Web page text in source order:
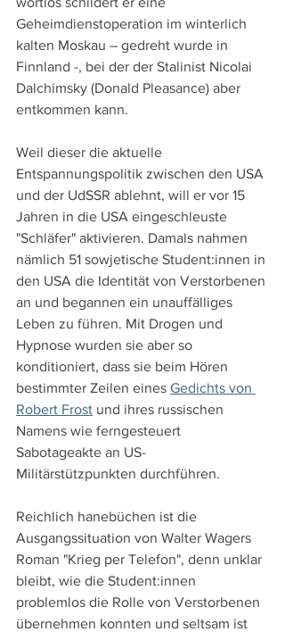
Geheimdienstoperation im winterlich
kalten Moskau – gedreht wurde in
Finnland -, bei der der Stalinist Nicolai
Dalchimsky (Donald Pleasance) aber
entkommen kann.
Weil dieser die aktuelle
Entspannungspolitik zwischen den USA
und der UdSSR ablehnt, will er vor 15
Jahren in die USA eingeschleuste
"Schläfer" aktivieren. Damals nahmen
nämlich 51 sowjetische Student:innen in
den USA die Identität von Verstorbenen
an und begannen ein unauffälliges
Leben zu führen. Mit Drogen und
Hypnose wurden sie aber so
konditioniert, dass sie beim Hören
bestimmter Zeilen eines Gedichts von
Robert Frost und ihres russischen
Namens wie ferngesteuert
Sabotageakte an US-
Militärstützpunkten durchführen.
Reichlich hanebüchen ist die
Ausgangssituation von Walter Wagers
Roman "Krieg per Telefon", denn unklar
bleibt, wie die Student:innen
problemlos die Rolle von Verstorbenen
übernehmen konnten und seltsam ist